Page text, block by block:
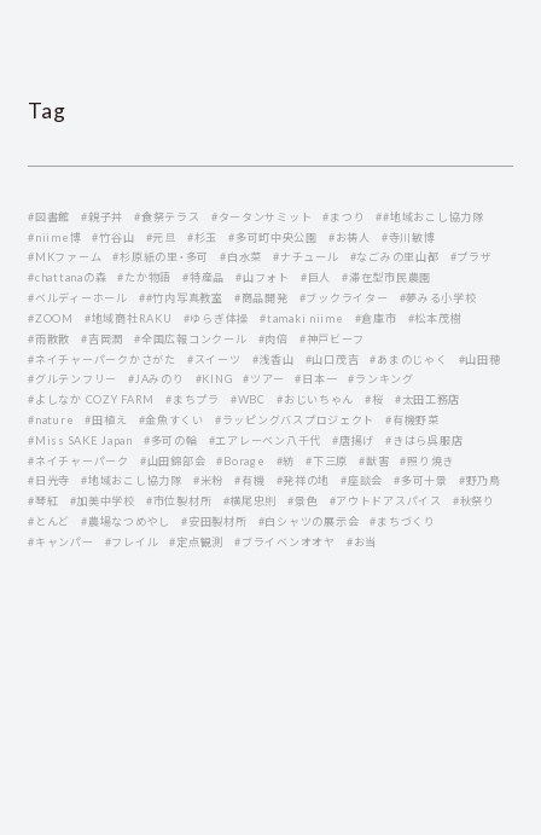
Tag
#図書館 #親子丼 #食祭テラス #タータンサミット #まつり
##地域おこし協力隊
#niime博
#竹谷山 #元旦 #杉玉 #多可町中央公園 #お祷人
#寺川敏博
#MKファーム
#杉原紙の里・多可 #白水菜 #ナチュール #なごみの里山都
#プラザ
#chattanaの森
#たか物語 #特産品 #山フォト #巨人
#滞在型市民農園
#ベルディーホール
##竹内写真教室 #商品開発 #ブックライター
#夢みる小学校
#ZOOM
#地域商社RAKU #ゆらぎ体操 #tamaki niime #倉庫市
#松本茂樹
#雨散散
#吉岡潤 #全国広報コンクール #肉倍
#神戸ビーフ
#ネイチャーパークかさがた
#スイーツ #浅香山 #山口茂吉 #あまのじゃく
#山田穂
#グルテンフリー
#JAみのり #KING #ツアー #日本一
#ランキング
#よしなか COZY FARM
#まちプラ #WBC #おじいちゃん #桜
#太田工務店
#nature
#田植え #金魚すくい #ラッピングバスプロジェクト
#有機野菜
#Miss SAKE Japan
#多可の輪 #エアレーベン八千代 #唐揚げ
#きはら呉服店
#ネイチャーパーク
#山田錦部会 #Borage #紡 #下三原 #獣害
#照り焼き
#日光寺
#地域おこし協力隊 #米粉 #有機 #発祥の地 #座談会 #多可十景
#野乃鳥
#琴紅
#加美中学校 #市位製材所 #横尾忠則 #景色 #アウトドアスパイス
#秋祭り
#とんど
#農場なつめやし #安田製材所 #白シャツの展示会
#まちづくり
#キャンパー
#フレイル #定点観測 #ブライベンオオヤ #お当